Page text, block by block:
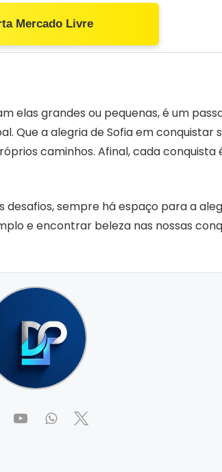
Mercado Livre
elas grandes ou pequenas, é um
Que a alegria de Sofia em conquistar
caminhos. Afinal, cada conquista
desafios, sempre há espaço para a
e encontrar beleza nas nossas